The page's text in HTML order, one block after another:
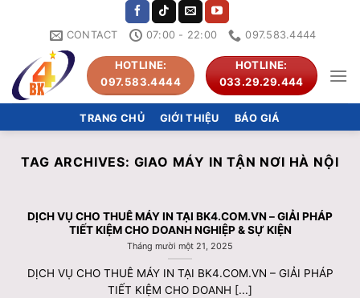
CONTACT 07:00 - 22:00 097.583.4444
HOTLINE:
097.583.4444
HOTLINE:
033.29.29.444
TRANG CHỦ GIỚI THIỆU BÁO GIÁ
TAG ARCHIVES: GIAO MÁY IN TẬN NƠI HÀ NỘI
DỊCH VỤ CHO THUÊ MÁY IN TẠI BK4.COM.VN – GIẢI PHÁP
TIẾT KIỆM CHO DOANH NGHIỆP & SỰ KIỆN
Tháng mười một 21, 2025
DỊCH VỤ CHO THUÊ MÁY IN TẠI BK4.COM.VN – GIẢI PHÁP
TIẾT KIỆM CHO DOANH [...]